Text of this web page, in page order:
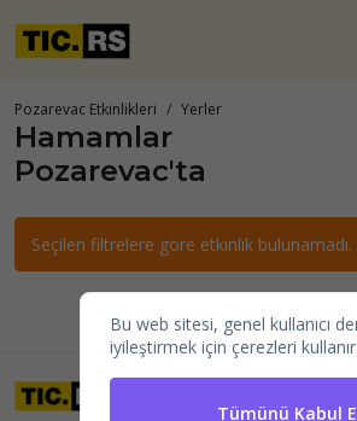
Pozarevac Etkinlikleri Yerler
Hamamlar
Pozarevac'ta
Seçilen filtrelere göre etkinlik bulunamadı.
Bu web sitesi, genel kullanıcı
iyileştirmek için çerezleri kullanır.
Tümünü Kabul